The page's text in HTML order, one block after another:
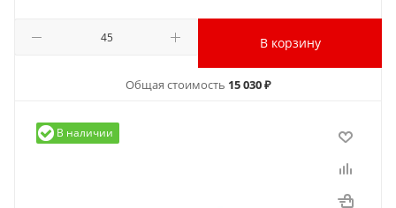
В корзину
Общая стоимость 15 030 ₽
В наличии